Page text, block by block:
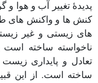
پدیدۀ تغییر آب و هوا و
کنش ها و واکنش های
های زیستی و غیر
ناخواسته ساخته
تعادل و پایداری
ساخته است. از این